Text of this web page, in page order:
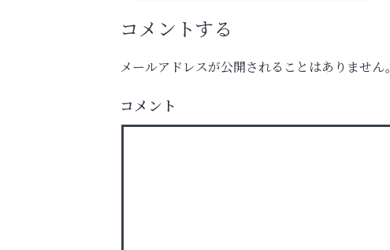
アテイン音楽教室
コメントする
メールアドレスが公開されることはありません。
コメント